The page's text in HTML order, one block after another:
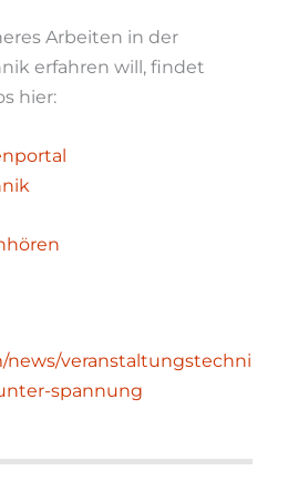
Arbeiten in der
erfahren will, findet
hier:
news/veranstaltungstechni
spannung